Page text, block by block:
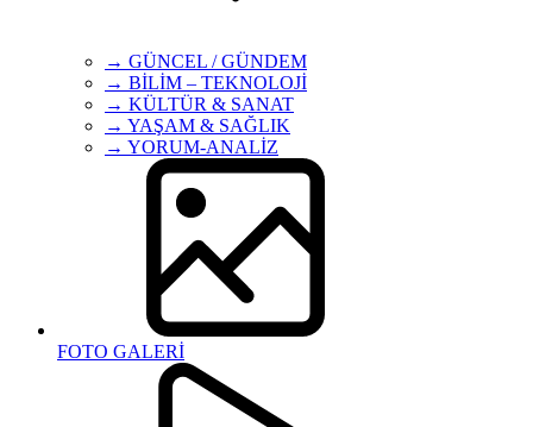
→ GÜNCEL / GÜNDEM
→ BİLİM – TEKNOLOJİ
→ KÜLTÜR & SANAT
→ YAŞAM & SAĞLIK
→ YORUM-ANALİZ
FOTO GALERİ